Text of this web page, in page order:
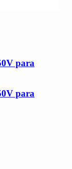
para
para